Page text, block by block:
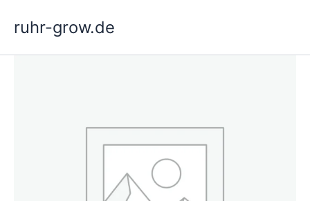
ruhr-grow.de